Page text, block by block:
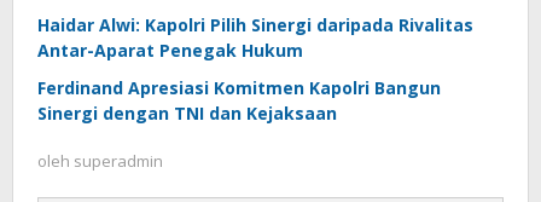
Haidar Alwi: Kapolri Pilih Sinergi daripada Rivalitas
Antar-Aparat Penegak Hukum
Ferdinand Apresiasi Komitmen Kapolri Bangun
Sinergi dengan TNI dan Kejaksaan
oleh superadmin